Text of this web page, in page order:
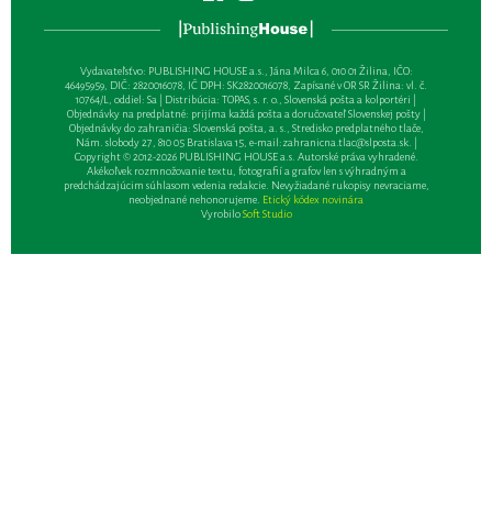
Vydavateľsťvo: PUBLISHING HOUSE a.s., Jána Milca 6, 010 01 Žilina, IČO:
46495959, DIČ: 2820016078, IČ DPH: SK2820016078, Zapísané v OR SR Žilina: vl. č.
10764/L, oddiel: Sa | Distribúcia: TOPAS, s. r. o., Slovenská pošta a kolportéri |
Objednávky na predplatné: prijíma každá pošta a doručovateľ Slovenskej pošty |
Objednávky do zahraničia: Slovenská pošta, a. s., Stredisko predplatného tlače,
Nám. slobody 27, 810 05 Bratislava 15, e-mail:zahranicna.tlac@slposta.sk. |
Copyright © 2012-2026 PUBLISHING HOUSE a.s. Autorské práva vyhradené.
Akékoľvek rozmnožovanie textu, fotografií a grafov len s výhradným a
predchádzajúcim súhlasom vedenia redakcie. Nevyžiadané rukopisy nevraciame,
neobjednané nehonorujeme. Etický kódex novinára
VyrobiloSoft Studio